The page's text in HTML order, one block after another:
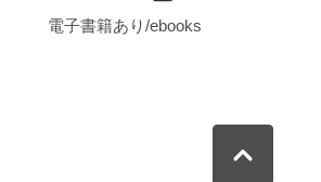
電子書籍あり/ebooks